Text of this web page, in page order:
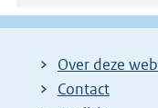
Over deze
Contact